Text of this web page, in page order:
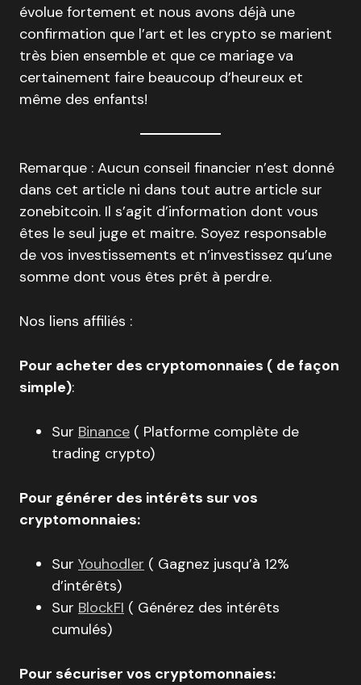
évolue fortement et nous avons déjà une
confirmation que l’art et les crypto se marient
très bien ensemble et que ce mariage va
certainement faire beaucoup d’heureux et
même des enfants!
Remarque : Aucun conseil financier n’est donné
dans cet article ni dans tout autre article sur
zonebitcoin. Il s’agit d’information dont vous
êtes le seul juge et maitre. Soyez responsable
de vos investissements et n’investissez qu’une
somme dont vous êtes prêt à perdre.
Nos liens affiliés :
Pour acheter des cryptomonnaies ( de façon
simple):
Sur Binance ( Platforme complète de
trading crypto)
Pour générer des intérêts sur vos
cryptomonnaies:
Sur Youhodler ( Gagnez jusqu’à 12%
d’intérêts)
Sur BlockFI ( Générez des intérêts
cumulés)
Pour sécuriser vos cryptomonnaies: